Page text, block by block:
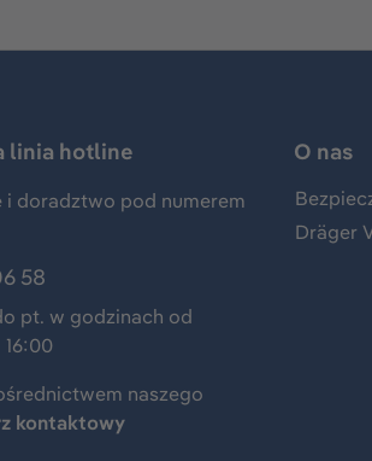
linia hotline
i doradztwo pod numerem
58
pt. w godzinach od
naszego
kontaktowy
O nas
Dräger